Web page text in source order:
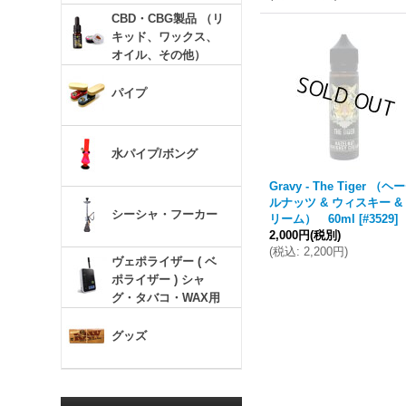
CBD・CBG製品 （リ
キッド、ワックス、
オイル、その他）
パイプ
水パイプ/ボング
シーシャ・フーカー
ヴェポライザー ( ベ
ポライザー ) シャ
グ・タバコ・WAX用
グッズ
Gravy - The Tiger （ヘ
ルナッツ & ウィスキー &
リーム） 60ml
[#3529]
2,000円(税別)
(税込: 2,200円)